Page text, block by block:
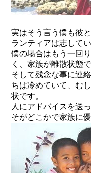
（マ
実はそう言う僕も彼
ランティアは志して
僕の場合はもう一回
く、家族が離散状態で
そして残念な事に連
ちは冷めていて、む
状です。
人にアドバイスを送
そがどこかで家族に